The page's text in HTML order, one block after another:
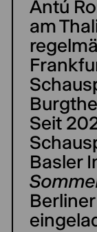
Antú
am
Seit
Basler